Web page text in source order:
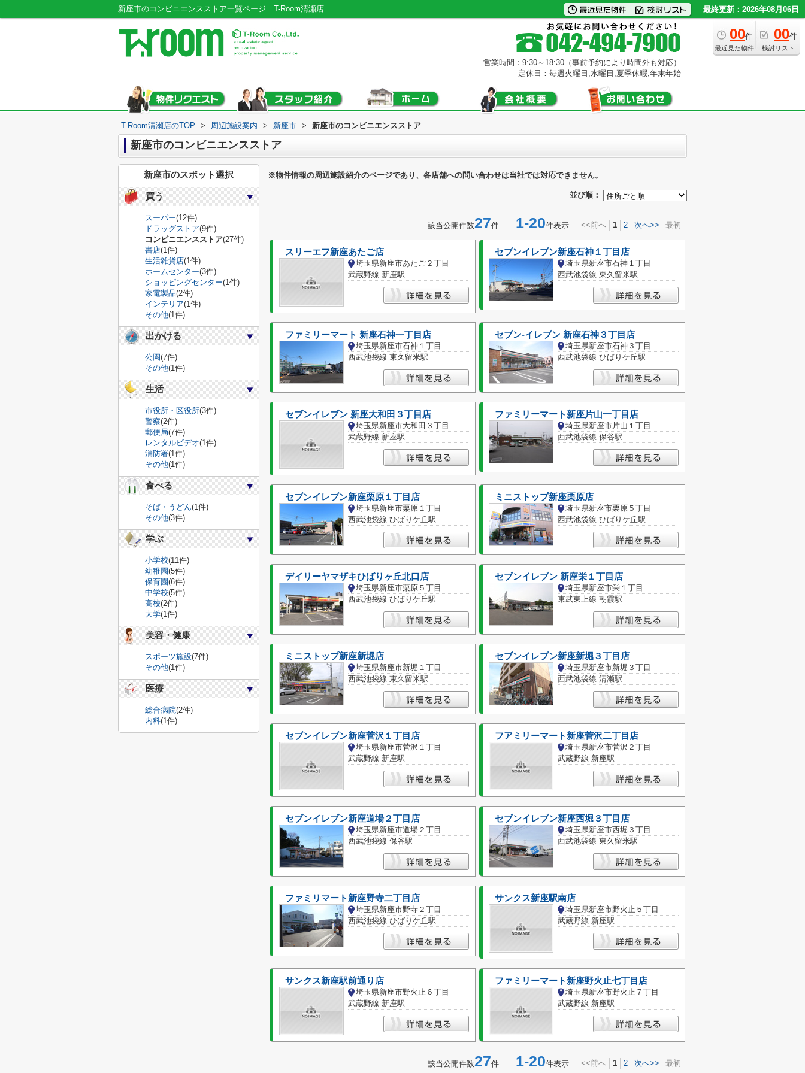
新座市のコンビニエンスストア一覧ページ｜T-Room清瀬店 最終更新：2026年08月06日
00件
最近見た物件
00件
検討リスト
営業時間：9:30～18:30（事前予約により時間外も対応）
定休日：毎週火曜日,水曜日,夏季休暇,年末年始
T-Room清瀬店のTOP > 周辺施設案内 > 新座市 > 新座市のコンビニエンスストア
新座市のコンビニエンスストア
※物件情報の周辺施設紹介のページであり、各店舗への問い合わせは当社では対応できません。
並び順：
該当公開件数27件 1-20件表示 <<前へ 1 2 次へ>> 最初
スリーエフ新座あたご店
埼玉県新座市あたご２丁目
武蔵野線 新座駅
セブンイレブン新座石神１丁目店
埼玉県新座市石神１丁目
西武池袋線 東久留米駅
ファミリーマート 新座石神一丁目店
埼玉県新座市石神１丁目
西武池袋線 東久留米駅
セブン-イレブン 新座石神３丁目店
埼玉県新座市石神３丁目
西武池袋線 ひばりケ丘駅
セブンイレブン 新座大和田３丁目店
埼玉県新座市大和田３丁目
武蔵野線 新座駅
ファミリーマート新座片山一丁目店
埼玉県新座市片山１丁目
西武池袋線 保谷駅
セブンイレブン新座栗原１丁目店
埼玉県新座市栗原１丁目
西武池袋線 ひばりケ丘駅
ミニストップ新座栗原店
埼玉県新座市栗原５丁目
西武池袋線 ひばりケ丘駅
デイリーヤマザキひばりヶ丘北口店
埼玉県新座市栗原５丁目
西武池袋線 ひばりケ丘駅
セブンイレブン 新座栄１丁目店
埼玉県新座市栄１丁目
東武東上線 朝霞駅
ミニストップ新座新堀店
埼玉県新座市新堀１丁目
西武池袋線 東久留米駅
セブンイレブン新座新堀３丁目店
埼玉県新座市新堀３丁目
西武池袋線 清瀬駅
セブンイレブン新座菅沢１丁目店
埼玉県新座市菅沢１丁目
武蔵野線 新座駅
フアミリーマート新座菅沢二丁目店
埼玉県新座市菅沢２丁目
武蔵野線 新座駅
セブンイレブン新座道場２丁目店
埼玉県新座市道場２丁目
西武池袋線 保谷駅
セブンイレブン新座西堀３丁目店
埼玉県新座市西堀３丁目
西武池袋線 東久留米駅
ファミリマート新座野寺二丁目店
埼玉県新座市野寺２丁目
西武池袋線 ひばりケ丘駅
サンクス新座駅南店
埼玉県新座市野火止５丁目
武蔵野線 新座駅
サンクス新座駅前通り店
埼玉県新座市野火止６丁目
武蔵野線 新座駅
ファミリーマート新座野火止七丁目店
埼玉県新座市野火止７丁目
武蔵野線 新座駅
該当公開件数27件 1-20件表示 <<前へ 1 2 次へ>> 最初
新座市のスポット選択
買う
スーパー(12件)
ドラッグストア(9件)
コンビニエンスストア(27件)
書店(1件)
生活雑貨店(1件)
ホームセンター(3件)
ショッピングセンター(1件)
家電製品(2件)
インテリア(1件)
その他(1件)
出かける
公園(7件)
その他(1件)
生活
市役所・区役所(3件)
警察(2件)
郵便局(7件)
レンタルビデオ(1件)
消防署(1件)
その他(1件)
食べる
そば・うどん(1件)
その他(3件)
学ぶ
小学校(11件)
幼稚園(5件)
保育園(6件)
中学校(5件)
高校(2件)
大学(1件)
美容・健康
スポーツ施設(7件)
その他(1件)
医療
総合病院(2件)
内科(1件)